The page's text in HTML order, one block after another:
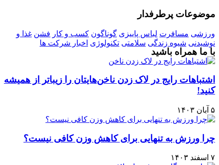
موضوعات پرطرفدار
ورزشی مسافرت لباس پاییزی گوناگون کسب و کار فشن غذا و
نوشیدنی شیوه زندگی سلامتی تکنولوژی اخبار شرکت ها
با ما همراه باشید
اشتباهات رایج در لاک زدن ناخن‌هایتان را زیباتر از همیشه
کنید!
۵ آبان ۱۴۰۳
چرا ورزش به تنهایی برای کاهش وزن کافی نیست؟
۷ اسفند ۱۴۰۳